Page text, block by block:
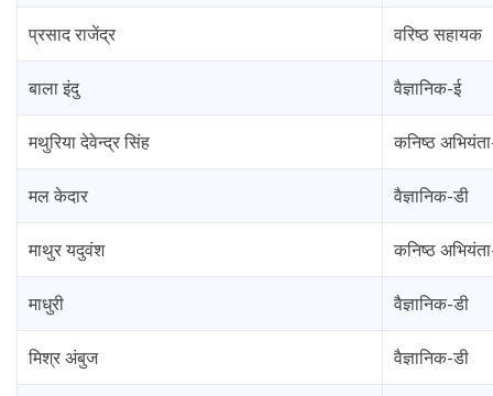
प्रसाद राजेंद्र वरिष्ठ सहायक
बाला इंदु वैज्ञानिक-ई
मथुरिया देवेन्द्र सिंह कनिष्ठ
मल केदार वैज्ञानिक-डी
माथुर यदुवंश कनिष्ठ
माधुरी वैज्ञानिक-डी
मिश्र अंबुज वैज्ञानिक-डी